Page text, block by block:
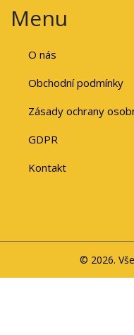
Menu
O nás
Obchodní podmínky
Zásady ochrany
GDPR
Kontakt
© 2026.